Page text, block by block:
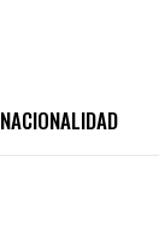
NACIONALIDAD